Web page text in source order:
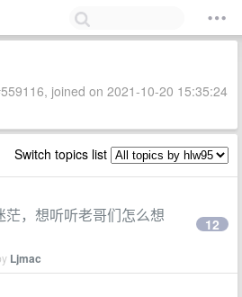
joined on 2021-10-20 15:35:24
Switch topics list
，想听听老哥们怎么想
Ljmac
12